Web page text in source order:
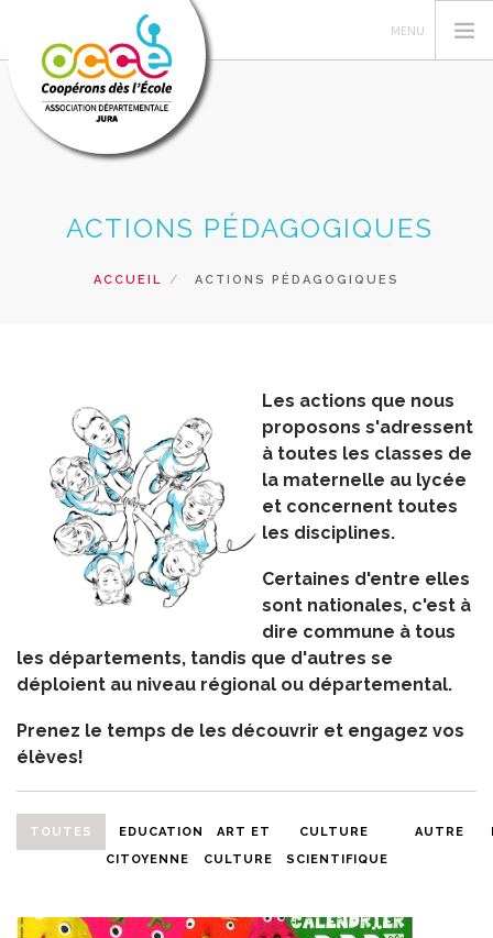
GERER SA COOP
RECHERCHER
CONTACT
ACTIONS PÉDAGOGIQUES
ACCUEIL ACTIONS PÉDAGOGIQUES
Les actions que nous
proposons s'adressent
à toutes les classes de
la maternelle au lycée
et concernent toutes
les disciplines.
Certaines d'entre elles
sont nationales, c'est à
dire commune à tous
les départements, tandis que d'autres se
déploient au niveau régional ou départemental.
Prenez le temps de les découvrir et engagez vos
élèves!
TOUTES
EDUCATION
CITOYENNE
ART ET
CULTURE
CULTURE
SCIENTIFIQUE
AUTRE